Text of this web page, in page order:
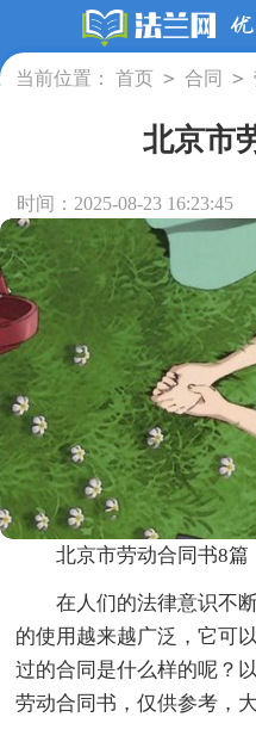
当前位置： 首页 > 合同 >
北京市
时间：2025-08-23 16:23:45
北京市劳动合同书8篇
在人们的法律意识不
的使用越来越广泛，它可
过的合同是什么样的呢？
劳动合同书，仅供参考，